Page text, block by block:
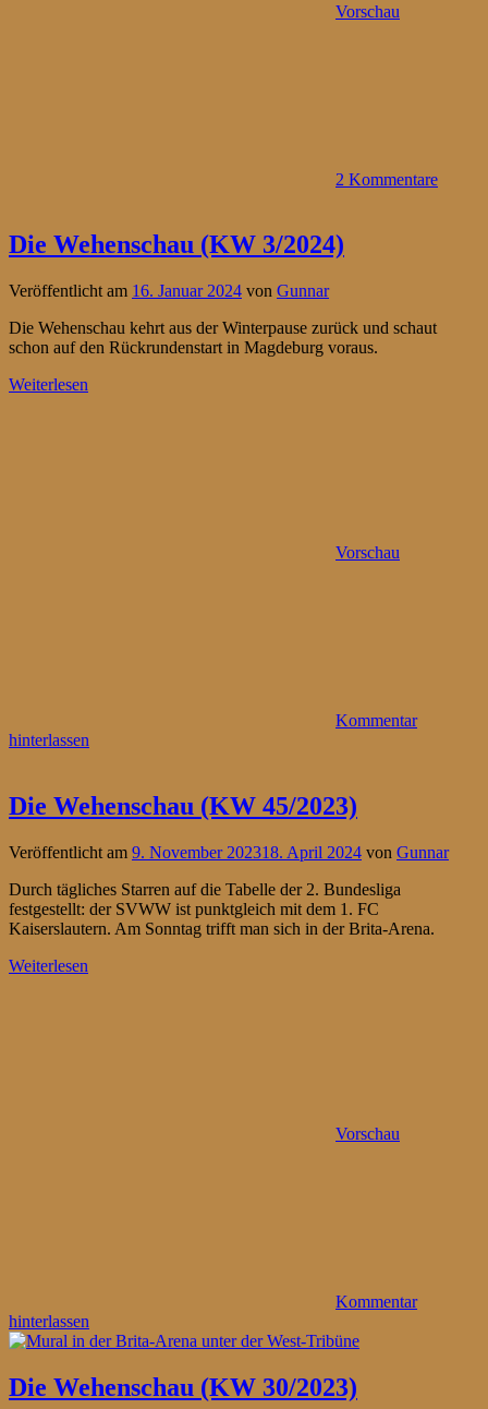
Vorschau
2 Kommentare
Die Wehenschau (KW 3/2024)
Veröffentlicht am 16. Januar 2024 von Gunnar
Die Wehenschau kehrt aus der Winterpause zurück und schaut
schon auf den Rückrundenstart in Magdeburg voraus.
Weiterlesen
Vorschau
Kommentar
hinterlassen
Die Wehenschau (KW 45/2023)
Veröffentlicht am 9. November 202318. April 2024 von Gunnar
Durch tägliches Starren auf die Tabelle der 2. Bundesliga
festgestellt: der SVWW ist punktgleich mit dem 1. FC
Kaiserslautern. Am Sonntag trifft man sich in der Brita-Arena.
Weiterlesen
Vorschau
Kommentar
hinterlassen
Die Wehenschau (KW 30/2023)